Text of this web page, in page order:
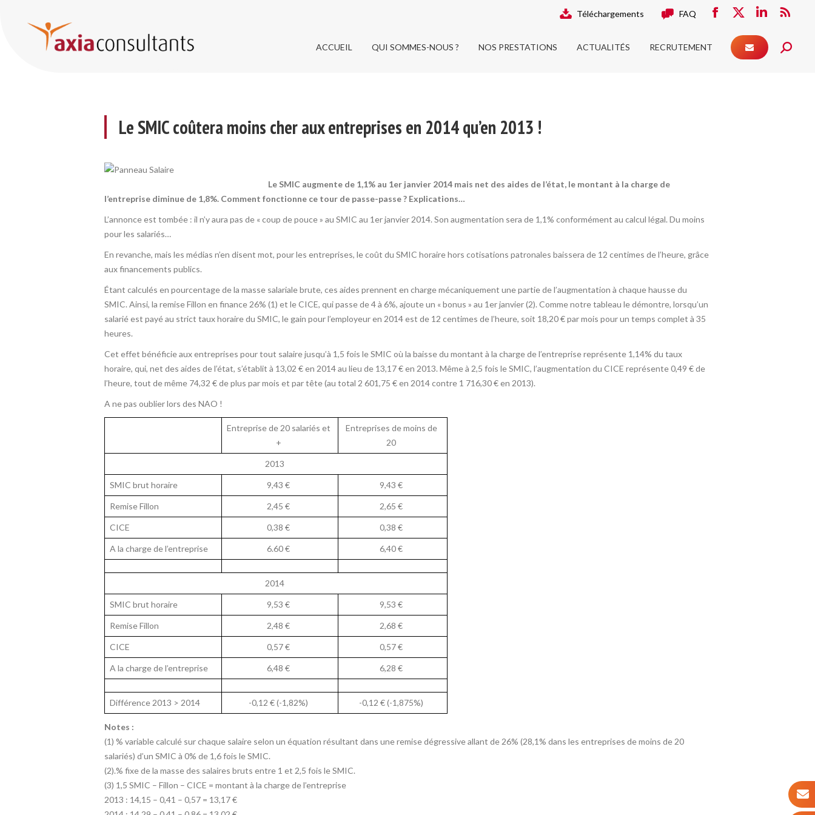
Téléchargements FAQ
Facebook
opens
X
page
opens
LinkedIn
page
opens
RSS
opens
ACCUEIL QUI SOMMES-NOUS ? NOS PRESTATIONS ACTUALITÉS RECRUTEMENT Search:
Le SMIC coûtera moins cher aux entreprises en 2014 qu’en 2013 !
Le SMIC augmente de 1,1% au 1er janvier 2014 mais net des aides de l’état, le montant à la charge de
l’entreprise diminue de 1,8%. Comment fonctionne ce tour de passe-passe ? Explications…
L’annonce est tombée : il n’y aura pas de « coup de pouce » au SMIC au 1er janvier 2014. Son augmentation sera de 1,1% conformément au calcul légal. Du moins
pour les salariés…
En revanche, mais les médias n’en disent mot, pour les entreprises, le coût du SMIC horaire hors cotisations patronales baissera de 12 centimes de l’heure, grâce
aux financements publics.
Étant calculés en pourcentage de la masse salariale brute, ces aides prennent en charge mécaniquement une partie de l’augmentation à chaque hausse du
SMIC. Ainsi, la remise Fillon en finance 26% (1) et le CICE, qui passe de 4 à 6%, ajoute un « bonus » au 1er janvier (2). Comme notre tableau le démontre, lorsqu’un
salarié est payé au strict taux horaire du SMIC, le gain pour l’employeur en 2014 est de 12 centimes de l’heure, soit 18,20 € par mois pour un temps complet à 35
heures.
Cet effet bénéficie aux entreprises pour tout salaire jusqu’à 1,5 fois le SMIC où la baisse du montant à la charge de l’entreprise représente 1,14% du taux
horaire, qui, net des aides de l’état, s’établit à 13,02 € en 2014 au lieu de 13,17 € en 2013. Même à 2,5 fois le SMIC, l’augmentation du CICE représente 0,49 € de
l’heure, tout de même 74,32 € de plus par mois et par tête (au total 2 601,75 € en 2014 contre 1 716,30 € en 2013).
A ne pas oublier lors des NAO !
Entreprise de 20 salariés et
+
Entreprises de moins de
20
2013
SMIC brut horaire 9,43 € 9,43 €
Remise Fillon 2,45 € 2,65 €
CICE 0,38 € 0,38 €
A la charge de l’entreprise 6.60 € 6,40 €
2014
SMIC brut horaire 9,53 € 9,53 €
Remise Fillon 2,48 € 2,68 €
CICE 0,57 € 0,57 €
A la charge de l’entreprise 6,48 € 6,28 €
Différence 2013 > 2014 -0,12 € (-1,82%) -0,12 € (-1,875%)
Notes :
(1) % variable calculé sur chaque salaire selon un équation résultant dans une remise dégressive allant de 26% (28,1% dans les entreprises de moins de 20
salariés) d’un SMIC à 0% de 1,6 fois le SMIC.
(2).% fixe de la masse des salaires bruts entre 1 et 2,5 fois le SMIC.
(3) 1,5 SMIC – Fillon – CICE = montant à la charge de l’entreprise
2013 : 14,15 – 0,41 – 0,57 = 13,17 €
ACTUALITÉS RECRUTEMENT Search: